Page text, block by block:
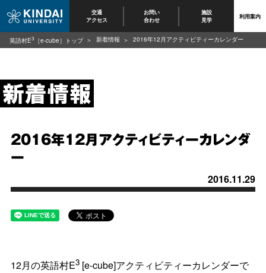
交通
アクセス
お問い
合わせ
施設
見学 利用案内
2016年12月アクティビティーカレンダ
ー
2016.11.29
12月の英語村E3 [e-cube]アクティビティーカレンダーで
英語村E3 ［e-cube］トップ 新着情報 2016年12月アクティビティーカレンダー